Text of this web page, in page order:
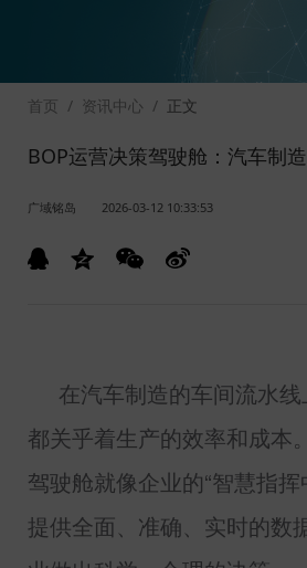
首页 / 资讯中心 / 正文
BOP运营决策驾驶舱：汽车制
广域铭岛 2026-03-12 10:33:53
在汽车制造的车间流水
都关乎着生产的效率和成本。
驾驶舱就像企业的“智慧指
提供全面、准确、实时的数